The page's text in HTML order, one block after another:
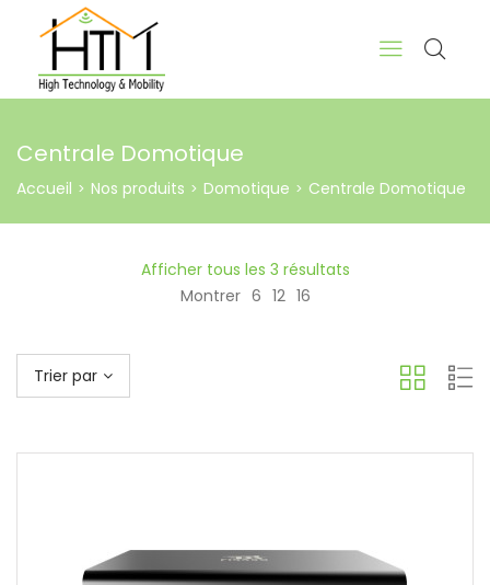
Centrale Domotique
Accueil > Nos produits > Domotique > Centrale Domotique
Afficher tous les 3 résultats
Montrer 6 12 16
Trier par